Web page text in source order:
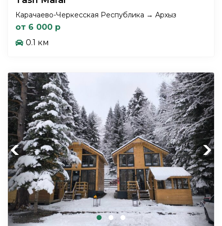
Карачаево-Черкесская Республика → Архыз
от 6 000 р
0.1 км
Previous Next